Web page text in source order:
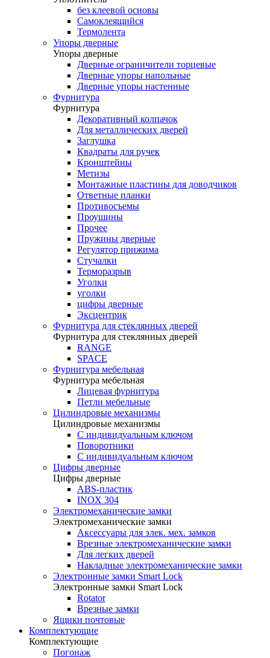
без клеевой основы
Самоклеящийся
Термолента
Упоры дверные
Упоры дверные
Дверные ограничители торцевые
Дверные упоры напольные
Дверные упоры настенные
Фурнитура
Фурнитура
Декоративный колпачок
Для металлических дверей
Заглушка
Квадраты для ручек
Кронштейны
Метизы
Монтажные пластины для доводчиков
Ответные планки
Противосъемы
Проушины
Прочее
Пружины дверные
Регулятор прижима
Стучалки
Терморазрыв
Уголки
уголки
цифры дверные
Эксцентрик
Фурнитура для стеклянных дверей
Фурнитура для стеклянных дверей
RANGE
SPACE
Фурнитура мебельная
Фурнитура мебельная
Лицевая фурнитура
Петли мебельные
Цилиндровые механизмы
Цилиндровые механизмы
C индивидуальным ключом
Поворотники
С индивидуальным ключом
Цифры дверные
Цифры дверные
ABS-пластик
INOX 304
Электромеханические замки
Электромеханические замки
Аксессуары для элек. мех. замков
Врезные электромеханические замки
Для легких дверей
Накладные электромеханические замки
Электронные замки Smart Lock
Электронные замки Smart Lock
Rotator
Врезные замки
Ящики почтовые
Комплектующие
Комплектующие
Погонаж